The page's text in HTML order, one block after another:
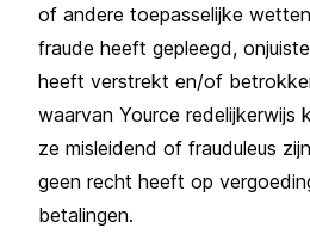
of andere toepasselijke
fraude heeft gepleegd,
heeft verstrekt en/of
waarvan Yource redelijkerwijs
ze misleidend of frauduleus
geen recht heeft op
betalingen.